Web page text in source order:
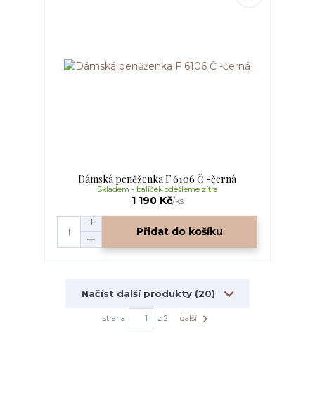
Dámská peněženka F 6106 Č -černá
1 190 Kč/ks
Skladem - balíček odešleme zítra
Přidat do košíku
Načíst další produkty (20)
strana z 2 další